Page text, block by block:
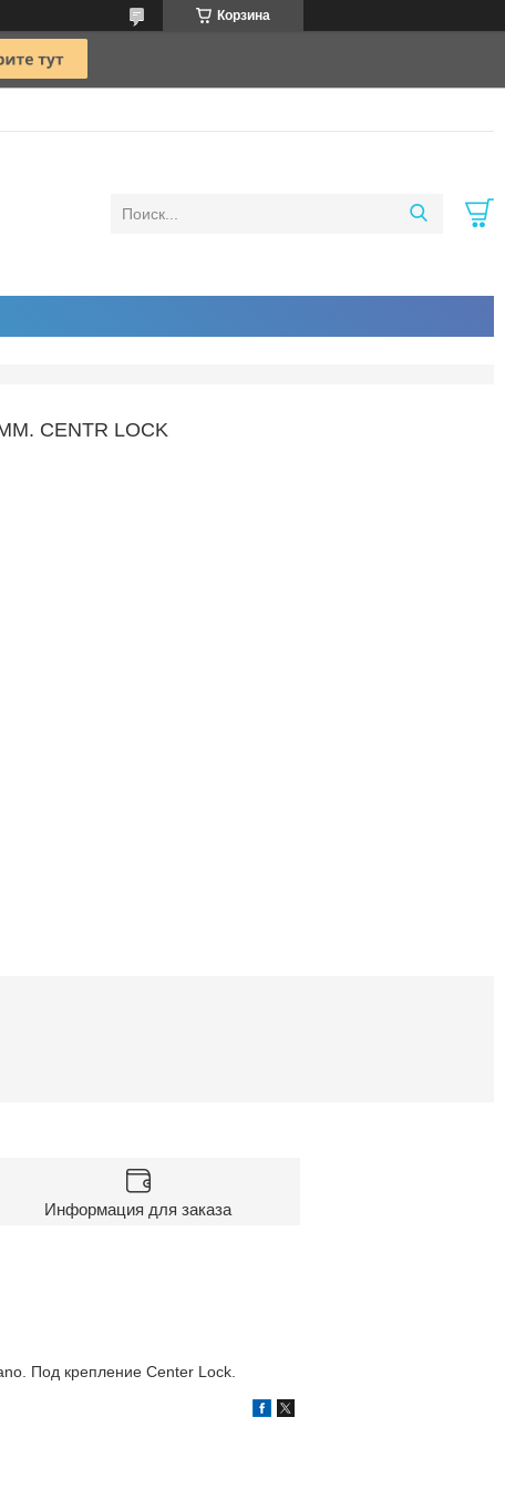
Корзина
CENTR LOCK
Информация для заказа
Под крепление Center Lock.